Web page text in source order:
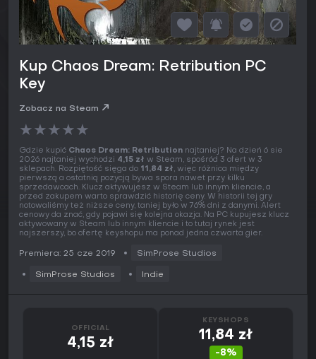
Kup Chaos Dream: Retribution PC
Key
Zobacz na Steam
★★★★★
Gdzie kupić Chaos Dream: Retribution najtaniej? Na dzień 6 sie
2026 najtaniej wychodzi 4,15 zł w Steam, spośród 3 ofert w 3
sklepach. Rozpiętość sięga do 11,84 zł, więc różnica między
pierwszą a ostatnią pozycją bywa spora nawet przy kilku
sprzedawcach. Klucz aktywujesz w Steam lub innym kliencie, a
przed zakupem warto sprawdzić historię ceny. W historii tej gry
notowaliśmy też niższe ceny, taniej było w 76% dni z danymi. Alert
cenowy da znać, gdy pojawi się kolejna okazja. Na PC kupujesz klucz
aktywowany w Steam lub innym kliencie i to tutaj rynek jest
najszerszy, bo ofertę keyshopu ma ponad jedna czwarta gier.
Premiera: 25 cze 2019 SimProse Studios
SimProse Studios Indie
OFFICIAL
4,15 zł
KEYSHOPS
11,84 zł
-8%